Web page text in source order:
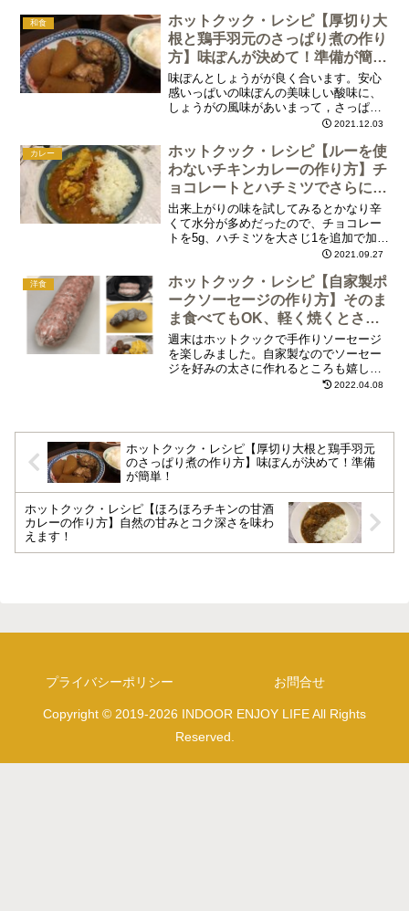
け。ほのかに甘く、薬膳の香りがほのか
にして、からだがポカポカ温まる絶品の
一品です。アルコール0％の米麹甘酒を使
えばお子さんでも美味しく食べられると
思います。
和食
ホットクック・レシピ【厚切り大
根と鶏手羽元のさっぱり煮の作り
方】味ぽんが決めて！準備が簡
単！
味ぽんとしょうがが良く合います。安心
感いっぱいの味ぽんの美味しい酸味に、
しょうがの風味があいまって，さっぱり
と美味しくいただけます。だいこんはも
スのうまみがしみ込んでいて、温かい白
ご飯といっしょに食べると最高です！
2021.12.03
カレー
ホットクック・レシピ【ルーを使
わないチキンカレーの作り方】チ
ョコレートとハチミツでさらに美
味しくなりました！
出来上がりの味を試してみるとかなり辛
くて水分が多めだったので、チョコレー
トを5g、ハチミツを大さじ1を追加で加え
て、ホットクックで3分加熱延長しまし
に美味しくなりました。2人分としてはか
なりたくさんできます。仕上がりはかな
り辛いので一皿に入れるカレーの量は少
量でもOK。2人で2～3日かけて楽しむこ
とができました！
2021.09.27
洋食
ホットクック・レシピ【自家製ポ
ークソーセージの作り方】そのま
ま食べてもOK、軽く焼くとさら
に美味しいです！
週末はホットクックで手作りソーセージ
を楽しみました。自家製なのでソーセー
ジを好みの太さに作れるところも嬉しい
です。出来上がりのソーセージは、すぐ
て楽しめます。フライパンで表面が軽く
焼き目が付くぐらいに仕上げるとさらに
美味しかったです！
2022.04.08
ホットクック・レシピ【厚切り大根と鶏手羽元
のさっぱり煮の作り方】味ぽんが決めて！準備
が簡単！
ホットクック・レシピ【ほろほろチキンの甘酒
カレーの作り方】自然の甘みとコク深さを味わ
えます！
プライバシーポリシー お問合せ
Copyright © 2019-2026 INDOOR ENJOY LIFE All Rights
Reserved.